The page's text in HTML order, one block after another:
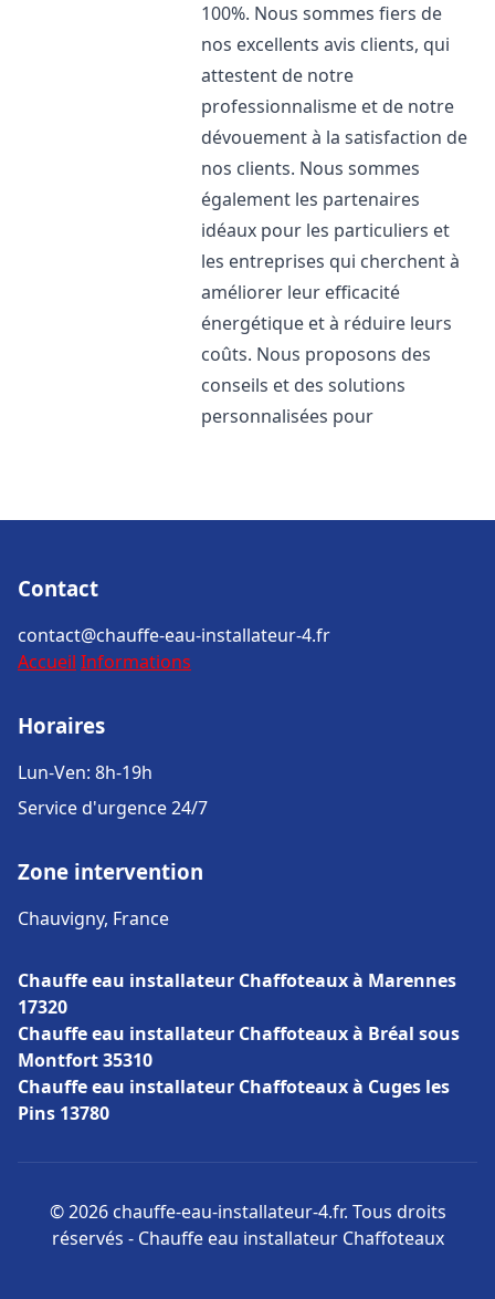
100%. Nous sommes fiers de
nos excellents avis clients, qui
attestent de notre
professionnalisme et de notre
dévouement à la satisfaction de
nos clients. Nous sommes
également les partenaires
idéaux pour les particuliers et
les entreprises qui cherchent à
améliorer leur efficacité
énergétique et à réduire leurs
coûts. Nous proposons des
conseils et des solutions
personnalisées pour
Contact
contact@chauffe-eau-installateur-4.fr
Accueil Informations
Horaires
Lun-Ven: 8h-19h
Service d'urgence 24/7
Zone intervention
Chauvigny, France
Chauffe eau installateur Chaffoteaux à Marennes
17320
Chauffe eau installateur Chaffoteaux à Bréal sous
Montfort 35310
Chauffe eau installateur Chaffoteaux à Cuges les
Pins 13780
© 2026 chauffe-eau-installateur-4.fr. Tous droits
réservés - Chauffe eau installateur Chaffoteaux